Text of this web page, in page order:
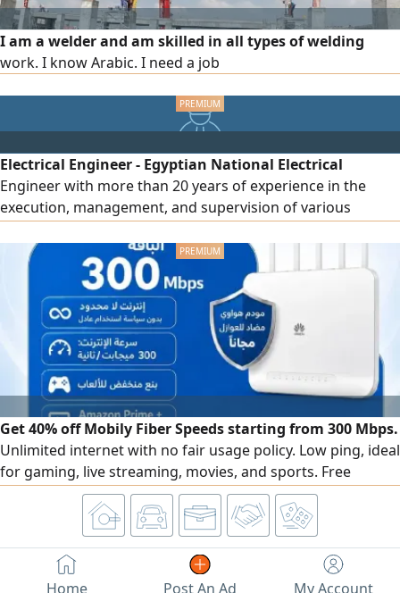
I am a welder and am skilled in all types of welding
work. I know Arabic. I need a job
Electrical Engineer - Egyptian National Electrical
Engineer with more than 20 years of experience in the
execution, management, and supervision of various
Extra Low Voltage (ELV) systems - Medium Voltage (MV)
systems - High Voltage (HV) systems I have extensive
experience in electrical design, technical office works,
preparation of sho
Get 40% off Mobily Fiber Speeds starting from 300 Mbps.
Unlimited internet with no fair usage policy. Low ping, ideal
for gaming, live streaming, movies, and sports. Free
Huawei anti - interference modem. Installment options
available for iPhone or Android phones. First 3 months
only 172.5 SAR (including tax) After the offer,287 SAR per
month (including tax) Free installation and setup
Home
Post An Ad My Account